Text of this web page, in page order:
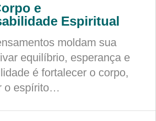
e
Espiritual
moldam sua
equilíbrio, esperança e
é fortalecer o corpo,
o espírito…